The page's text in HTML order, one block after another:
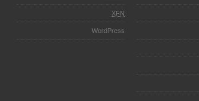
XFN
WordPress